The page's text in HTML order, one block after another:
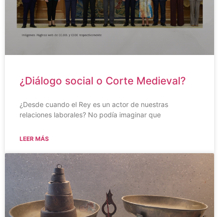
¿Diálogo social o Corte Medieval?
¿Desde cuando el Rey es un actor de nuestras
relaciones laborales? No podía imaginar que
LEER MÁS